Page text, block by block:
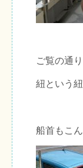
ご覧の通
紐という
船首もこん